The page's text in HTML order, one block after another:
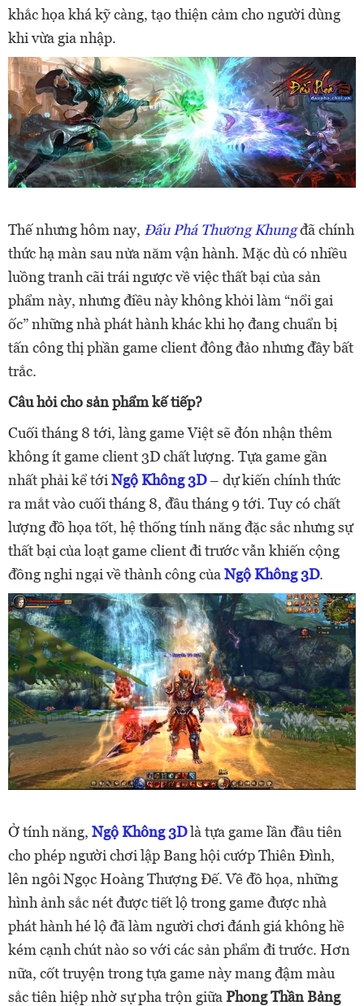
khắc họa khá kỹ càng, tạo thiện cảm cho người dùng
khi vừa gia nhập.
Thế nhưng hôm nay, Đấu Phá Thương Khungđã chính
thức hạ màn sau nửa năm vận hành. Mặc dù có nhiều
luồng tranh cãi trái ngược về việc thất bại của sản
phẩm này, nhưng điều này không khỏi làm “nổi gai
ốc” những nhà phát hành khác khi họ đang chuẩn bị
tấn công thị phần game client đông đảo nhưng đầy bất
trắc.
Câu hỏi cho sản phẩm kế tiếp?
Cuối tháng 8 tới, làng game Việt sẽ đón nhận thêm
không ít game client 3D chất lượng. Tựa game gần
nhất phải kể tớiNgộ Không 3D– dự kiến chính thức
ra mắt vào cuối tháng 8, đầu tháng 9 tới. Tuy có chất
lượng đồ họa tốt, hệ thống tính năng đặc sắc nhưng sự
thất bại của loạt game client đi trước vẫn khiến cộng
đồng nghi ngại về thành công củaNgộ Không 3D.
Ở tính năng, Ngộ Không 3Dlà tựa game lần đầu tiên
cho phép người chơi lập Bang hội cướp Thiên Đình,
lên ngôi Ngọc Hoàng Thượng Đế. Về đồ họa, những
hình ảnh sắc nét được tiết lộ trong game được nhà
phát hành hé lộ đã làm người chơi đánh giá không hề
kém cạnh chút nào so với các sản phẩm đi trước. Hơn
nữa, cốt truyện trong tựa game này mang đậm màu
sắc tiên hiệp nhờ sự pha trộn giữa Phong Thần Bảng